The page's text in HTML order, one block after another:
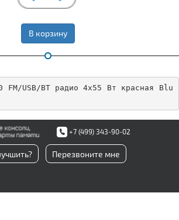
В корзину
FM/USB/BT радио 4х55 Вт красная Blu
+7 (499) 343-90-02
Перезвоните мне